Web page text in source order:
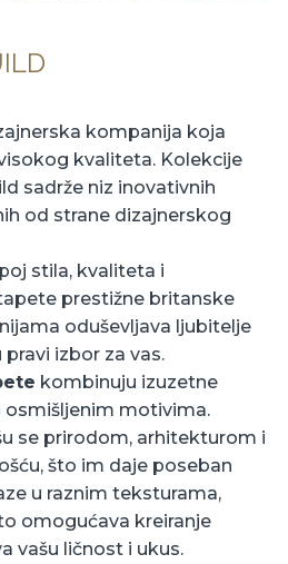
kompanija koja
kvaliteta. Kolekcije
sadrže niz inovativnih
od strane dizajnerskog
stila, kvaliteta i
prestižne britanske
oduševljava ljubitelje
izbor za vas.
kombinuju izuzetne
osmišljenim motivima.
se prirodom, arhitekturom i
što im daje poseban
u raznim teksturama,
omogućava kreiranje
vašu ličnost i ukus.